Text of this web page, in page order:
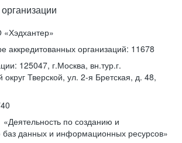
аккредитованных организаций: 11678
125047, г.Москва, вн.тур.г.
Тверской, ул. 2-я Бретская, д. 48,
«Деятельность по созданию и
баз данных и информационных ресурсов»